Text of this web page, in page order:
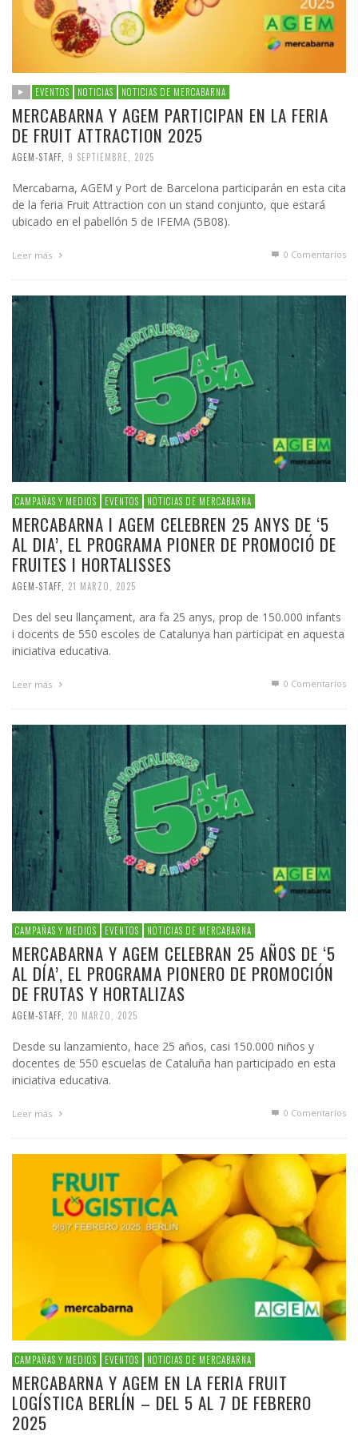
EVENTOS NOTICIAS NOTICIAS DE MERCABARNA
MERCABARNA Y AGEM PARTICIPAN EN LA FERIA
DE FRUIT ATTRACTION 2025
AGEM-STAFF 9 SEPTIEMBRE, 2025
Mercabarna, AGEM y Port de Barcelona participarán en esta cita
de la feria Fruit Attraction con un stand conjunto, que estará
ubicado en el pabellón 5 de IFEMA (5B08).
Leer más 0 Comentarios
CAMPAÑAS Y MEDIOS EVENTOS NOTICIAS DE MERCABARNA
MERCABARNA I AGEM CELEBREN 25 ANYS DE ‘5
AL DIA’, EL PROGRAMA PIONER DE PROMOCIÓ DE
FRUITES I HORTALISSES
AGEM-STAFF 21 MARZO, 2025
Des del seu llançament, ara fa 25 anys, prop de 150.000 infants
i docents de 550 escoles de Catalunya han participat en aquesta
iniciativa educativa.
Leer más 0 Comentarios
CAMPAÑAS Y MEDIOS EVENTOS NOTICIAS DE MERCABARNA
MERCABARNA Y AGEM CELEBRAN 25 AÑOS DE ‘5
AL DÍA’, EL PROGRAMA PIONERO DE PROMOCIÓN
DE FRUTAS Y HORTALIZAS
AGEM-STAFF 20 MARZO, 2025
Desde su lanzamiento, hace 25 años, casi 150.000 niños y
docentes de 550 escuelas de Cataluña han participado en esta
iniciativa educativa.
Leer más 0 Comentarios
CAMPAÑAS Y MEDIOS EVENTOS NOTICIAS DE MERCABARNA
MERCABARNA Y AGEM EN LA FERIA FRUIT
LOGÍSTICA BERLÍN – DEL 5 AL 7 DE FEBRERO
2025